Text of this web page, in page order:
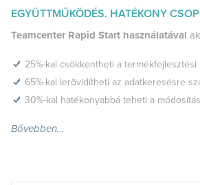
EGYÜTTMŰKÖDÉS. HATÉKONY
Teamcenter Rapid Start használatával
25%-kal csökkentheti a termékfejlesztési
65%-kal lerövidítheti az adatkeresésre
30%-kal hatékonyabbá teheti a
Bővebben…